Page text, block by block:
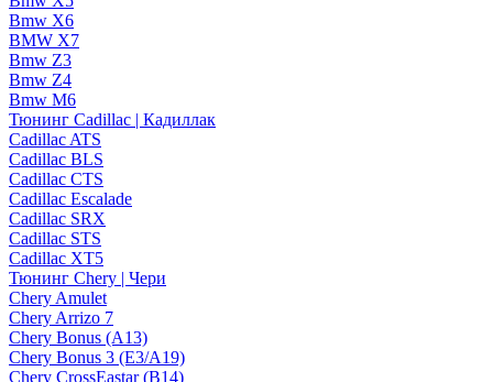
Bmw X6
BMW X7
Bmw Z3
Bmw Z4
Bmw М6
Тюнинг Cadillac | Кадиллак
Cadillac ATS
Cadillac BLS
Cadillac CTS
Cadillac Escalade
Cadillac SRX
Cadillac STS
Cadillac XT5
Тюнинг Chery | Чери
Chery Amulet
Chery Arrizo 7
Chery Bonus (A13)
Chery Bonus 3 (E3/A19)
Chery CrossEastar (B14)